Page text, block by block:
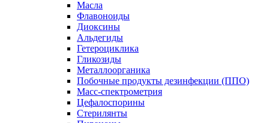
Масла
Флавоноиды
Диоксины
Альдегиды
Гетероциклика
Гликозиды
Металлоорганика
Побочные продукты дезинфекции (ППО)
Масс-спектрометрия
Цефалоспорины
Стерилянты